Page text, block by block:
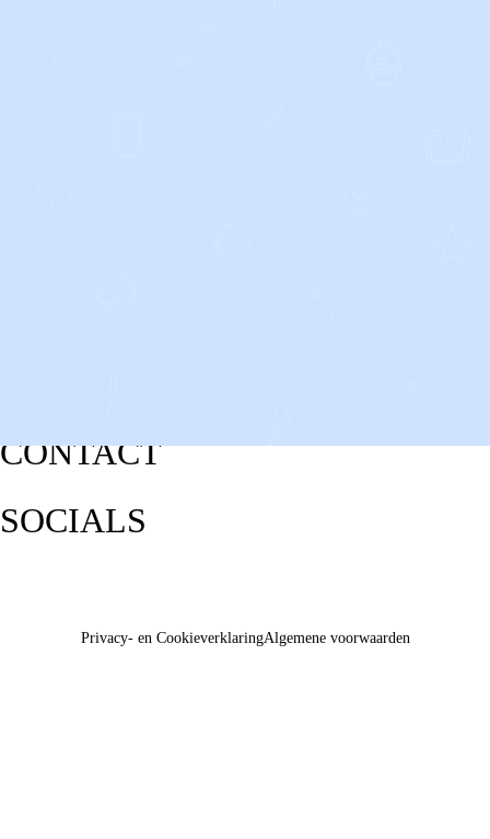
CONTACT
SOCIALS
Privacy- en CookieverklaringAlgemene voorwaarden